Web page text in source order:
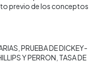
previo de los conceptos
PRUEBA DE DICKEY-
Y PERRON TASA DE